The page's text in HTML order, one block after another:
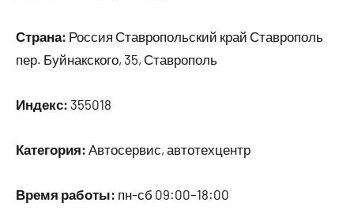
Страна: Россия Ставропольский край Ставрополь
пер. Буйнакского, 35, Ставрополь
Индекс: 355018
Категория: Автосервис, автотехцентр
Время работы: пн-сб 09:00–18:00